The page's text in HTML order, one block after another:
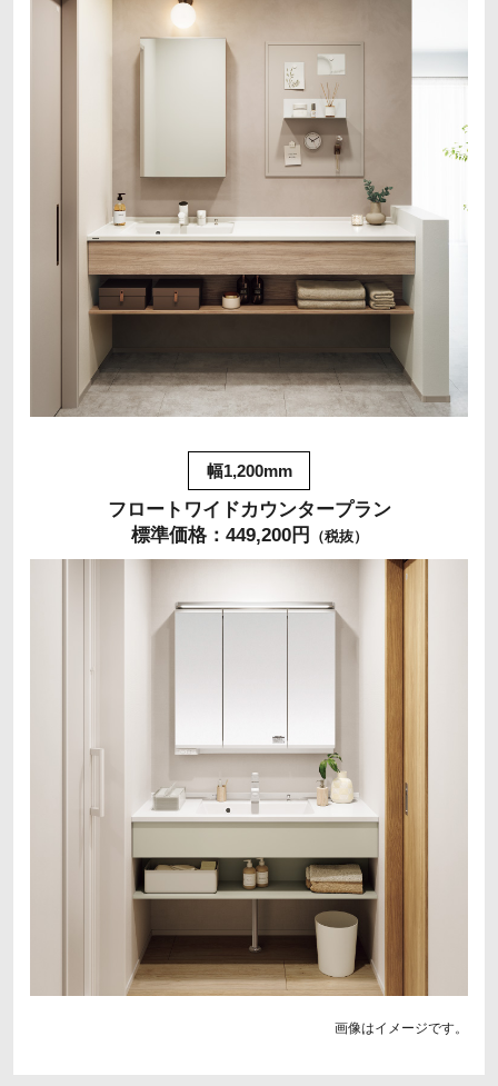
幅1,200mm
フロートワイドカウンタープラン
標準価格：449,200円
（税抜）
画像はイメージです。